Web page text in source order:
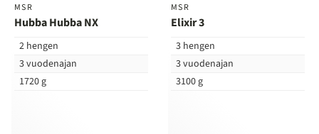
MSR
Hubba Hubba NX
2 hengen
3 vuodenajan
1720 g
MSR
Elixir 3
3 hengen
3 vuodenajan
3100 g